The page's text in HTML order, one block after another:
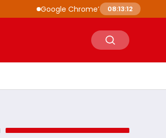
Google Chrome’a Yapay Zeka
08:13:13